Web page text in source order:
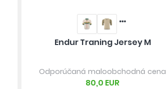
Endur Traning Jersey M
Odporúčaná maloobchodná cena
80,0 EUR